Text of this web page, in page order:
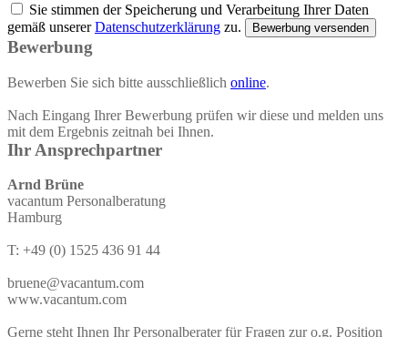
Sie stimmen der Speicherung und Verarbeitung Ihrer Daten
gemäß unsererDatenschutzerklärung zu. Bewerbung versenden
Bewerbung
Bewerben Sie sich bitte ausschließlich online.
Nach Eingang Ihrer Bewerbung prüfen wir diese und melden uns
mit dem Ergebnis zeitnah bei Ihnen.
Ihr Ansprechpartner
Arnd Brüne
vacantum Personalberatung
Hamburg
T: +49 (0) 1525 436 91 44
bruene@vacantum.com
www.vacantum.com
Gerne steht Ihnen Ihr Personalberater für Fragen zur o.g. Position